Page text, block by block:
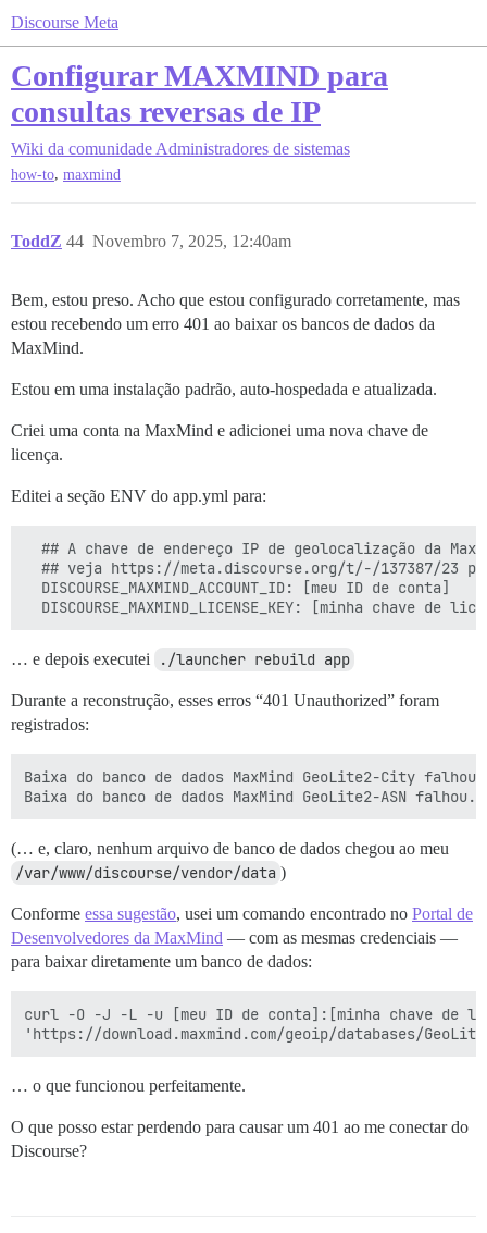
Discourse Meta
Configurar MAXMIND para
consultas reversas de IP
Wiki da comunidade Administradores de sistemas
how-to, maxmind
ToddZ Novembro 7, 2025, 12:40am
44
Bem, estou preso. Acho que estou configurado corretamente, mas
estou recebendo um erro 401 ao baixar os bancos de dados da
MaxMind.
Estou em uma instalação padrão, auto-hospedada e atualizada.
Criei uma conta na MaxMind e adicionei uma nova chave de
licença.
Editei a seção ENV do app.yml para:
## A chave de endereço IP de geolocalização da
## veja https://meta.discourse.org/t/-/137387/23
  DISCOURSE_MAXMIND_ACCOUNT_ID: [meu ID de conta]
… e depois executei ./launcher rebuild app
Durante a reconstrução, esses erros “401 Unauthorized” foram
registrados:
Baixa do banco de dados MaxMind GeoLite2-City
(… e, claro, nenhum arquivo de banco de dados chegou ao meu
/var/www/discourse/vendor/data )
Conforme essa sugestão, usei um comando encontrado no Portal de
Desenvolvedores da MaxMind — com as mesmas credenciais —
para baixar diretamente um banco de dados:
curl -O -J -L -u [meu ID de conta]:[minha chave de
… o que funcionou perfeitamente.
O que posso estar perdendo para causar um 401 ao me conectar do
Discourse?